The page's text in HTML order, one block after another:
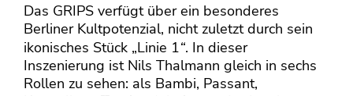
Das GRIPS verfügt über ein besonderes
Berliner Kultpotenzial, nicht zuletzt durch sein
ikonisches Stück „Linie 1“. In dieser
Inszenierung ist Nils Thalmann gleich in sechs
Rollen zu sehen: als Bambi, Passant,